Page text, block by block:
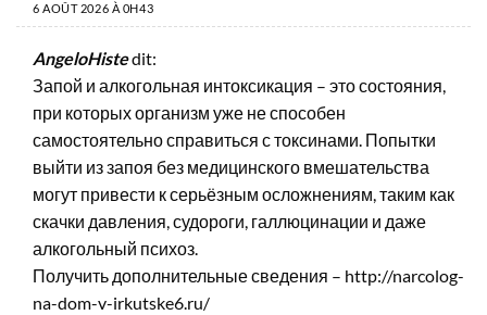
6 AOÛT 2026 À 0H43
AngeloHistedit:
Запой и алкогольная интоксикация – это состояния,
при которых организм уже не способен
самостоятельно справиться с токсинами. Попытки
выйти из запоя без медицинского вмешательства
могут привести к серьёзным осложнениям, таким как
скачки давления, судороги, галлюцинации и даже
алкогольный психоз.
Получить дополнительные сведения – http://narcolog-
na-dom-v-irkutske6.ru/